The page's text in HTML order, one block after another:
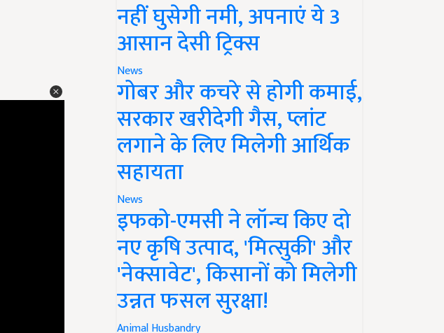
नहीं घुसेगी नमी, अपनाएं ये 3
आसान देसी ट्रिक्स
News
गोबर और कचरे से होगी कमाई,
सरकार खरीदेगी गैस, प्लांट
लगाने के लिए मिलेगी आर्थिक
सहायता
News
इफको-एमसी ने लॉन्च किए दो
नए कृषि उत्पाद, 'मित्सुकी' और
'नेक्सावेट', किसानों को मिलेगी
उन्नत फसल सुरक्षा!
Animal Husbandry